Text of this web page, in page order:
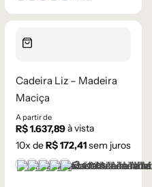
Cadeira Liz – Madeira
Maciça
A partir de
R$1.637,89à vista
10x deR$172,41sem juros
Castanho
Castanho Médio
Laca Branco
Laca Cinza
Laca Preta
+2 cores